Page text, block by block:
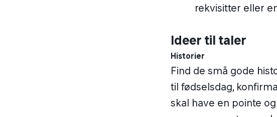
rekvisitter eller
Ideer til taler
Historier
Find de små gode
til fødselsdag,
skal have en pointe